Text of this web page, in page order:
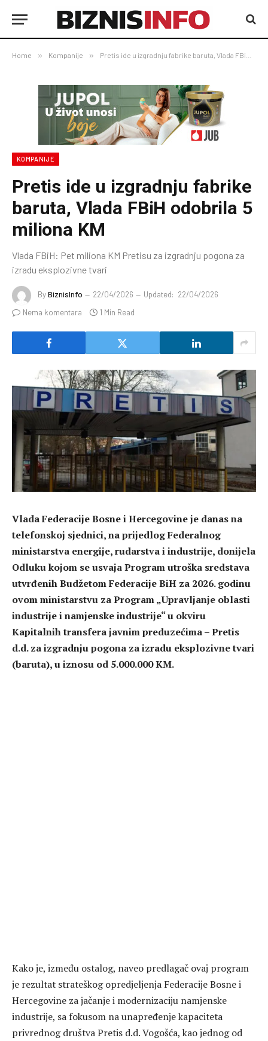
Home » Kompanije » Pretis ide u izgradnju fabrike baruta, Vlada FBiH odobrila 5 miliona KM
KOMPANIJE
Pretis ide u izgradnju fabrike
baruta, Vlada FBiH odobrila 5
miliona KM
Vlada FBiH: Pet miliona KM Pretisu za izgradnju pogona za
izradu eksplozivne tvari
ByBiznisInfo 22/04/2026 Updated: 22/04/2026
Nema komentara
1 Min Read
Vlada Federacije Bosne i Hercegovine je danas na
telefonskoj sjednici, na prijedlog Federalnog
ministarstva energije, rudarstva i industrije, donijela
Odluku kojom se usvaja Program utroška sredstava
utvrđenih Budžetom Federacije BiH za 2026. godinu
ovom ministarstvu za Program „Upravljanje oblasti
industrije i namjenske industrije“ u okviru
Kapitalnih transfera javnim preduzećima – Pretis
d.d. za izgradnju pogona za izradu eksplozivne tvari
(baruta), u iznosu od 5.000.000 KM.
Kako je, između ostalog, naveo predlagač ovaj program
je rezultat strateškog opredjeljenja Federacije Bosne i
Hercegovine za jačanje i modernizaciju namjenske
industrije, sa fokusom na unapređenje kapaciteta
privrednog društva Pretis d.d. Vogošća, kao jednog od